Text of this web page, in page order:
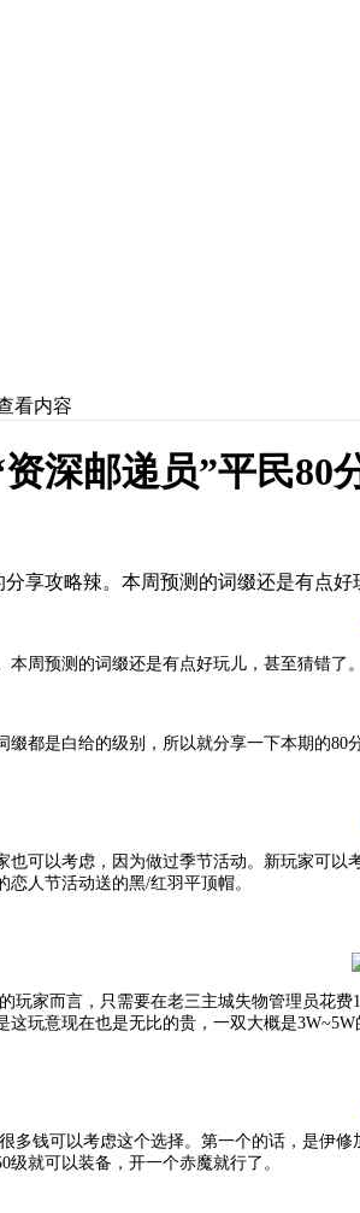
看内容
深邮递员”平民80
享攻略辣。本周预测的词缀还是有点好
周预测的词缀还是有点好玩儿，甚至猜错了。
都是白给的级别，所以就分享一下本期的80
可以考虑，因为做过季节活动。新玩家可
人节活动送的黑/红羽平顶帽。
玩家而言，只需要在老三主城失物管理员花
玩意现在也是无比的贵，一双大概是3W~5W
多钱可以考虑这个选择。第一个的话，是伊
就可以装备，开一个赤魔就行了。